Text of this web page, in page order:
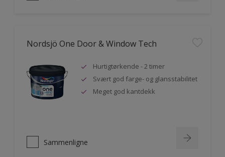
Nordsjö One Door & Window Tech
Hurtigtørkende - 2 timer
Svært god farge- og glansstabilitet
Meget god kantdekk
Sammenligne